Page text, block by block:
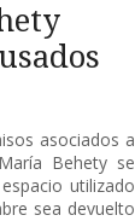
asociados a
Behety se
utilizado
sea devuelto